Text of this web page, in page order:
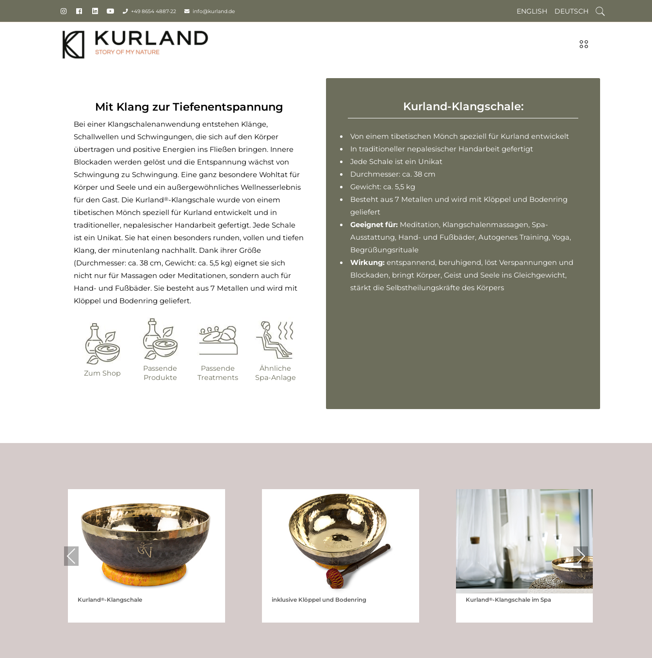
+49 8654 4887-22 info@kurland.de ENGLISH DEUTSCH
Mit Klang zur Tiefenentspannung
Bei einer Klangschalenanwendung entstehen Klänge,
Schallwellen und Schwingungen, die sich auf den Körper
übertragen und positive Energien ins Fließen bringen. Innere
Blockaden werden gelöst und die Entspannung wächst von
Schwingung zu Schwingung. Eine ganz besondere Wohltat für
Körper und Seele und ein außergewöhnliches Wellnesserlebnis
für den Gast. Die Kurland®-Klangschale wurde von einem
tibetischen Mönch speziell für Kurland entwickelt und in
traditioneller, nepalesischer Handarbeit gefertigt. Jede Schale
ist ein Unikat. Sie hat einen besonders runden, vollen und tiefen
Klang, der minutenlang nachhallt. Dank ihrer Größe
(Durchmesser: ca. 38 cm, Gewicht: ca. 5,5 kg) eignet sie sich
nicht nur für Massagen oder Meditationen, sondern auch für
Hand- und Fußbäder. Sie besteht aus 7 Metallen und wird mit
Klöppel und Bodenring geliefert.
Zum Shop
Passende
Produkte
Passende
Treatments
Ähnliche
Spa-Anlage
Kurland-Klangschale:
Von einem tibetischen Mönch speziell für Kurland entwickelt
In traditioneller nepalesischer Handarbeit gefertigt
Jede Schale ist ein Unikat
Durchmesser: ca. 38 cm
Gewicht: ca. 5,5 kg
Besteht aus 7 Metallen und wird mit Klöppel und Bodenring
geliefert
Geeignet für: Meditation, Klangschalenmassagen, Spa-
Ausstattung, Hand- und Fußbäder, Autogenes Training, Yoga,
Begrüßungsrituale
Wirkung: entspannend, beruhigend, löst Verspannungen und
Blockaden, bringt Körper, Geist und Seele ins Gleichgewicht,
stärkt die Selbstheilungskräfte des Körpers
Kurland®-Klangschale inklusive Klöppel und Bodenring Kurland®-Klangschale im Spa
Previous Next